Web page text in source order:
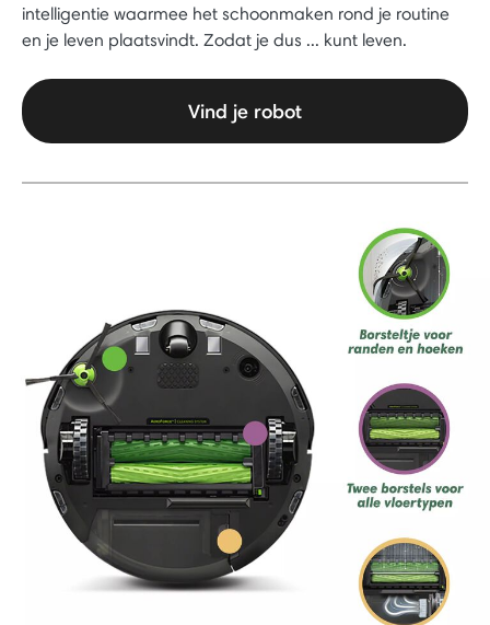
intelligentie waarmee het schoonmaken rond je routine
en je leven plaatsvindt. Zodat je dus ... kunt leven.
Vind je robot